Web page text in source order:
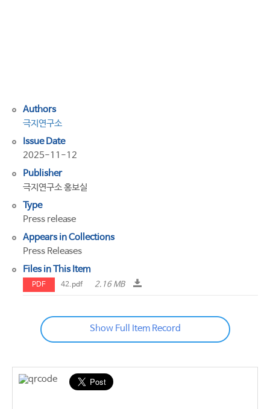
Authors
극지연구소
Issue Date
2025-11-12
Publisher
극지연구소 홍보실
Type
Press release
Appears in Collections
Press Releases
Files in This Item
PDF 42.pdf 2.16 MB
Show Full Item Record